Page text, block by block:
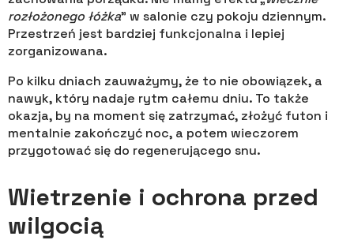
rozłożonego łóżka” w salonie czy pokoju dziennym.
Przestrzeń jest bardziej funkcjonalna i lepiej
zorganizowana.
Po kilku dniach zauważymy, że to nie obowiązek, a
nawyk, który nadaje rytm całemu dniu. To także
okazja, by na moment się zatrzymać, złożyć futon i
mentalnie zakończyć noc, a potem wieczorem
przygotować się do regenerującego snu.
Wietrzenie i ochrona przed
wilgocią